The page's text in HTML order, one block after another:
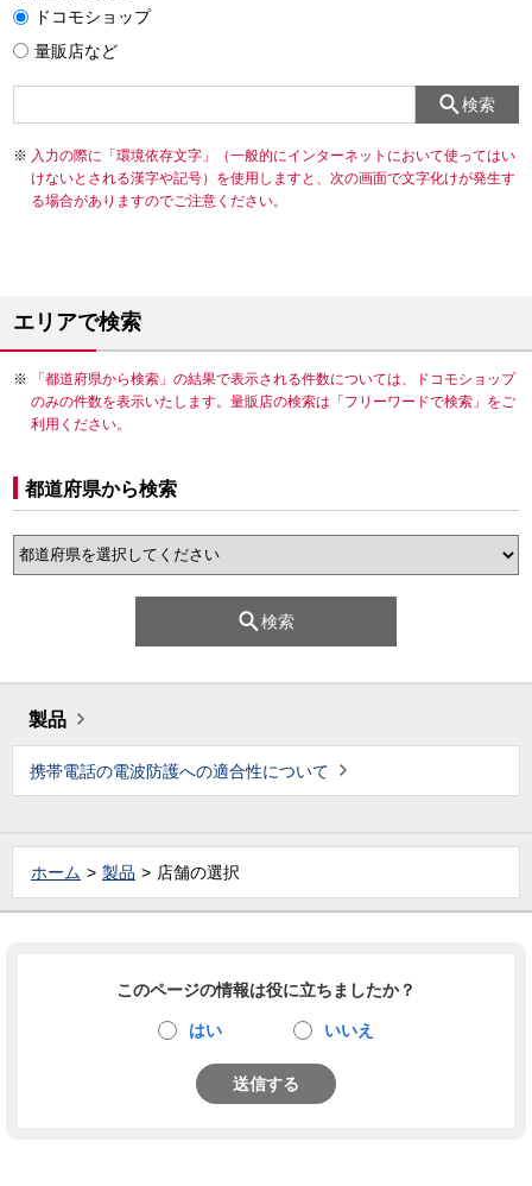
ドコモショップ
量販店など
検索
入力の際に「環境依存文字」（一般的にインターネットにおいて使ってはい
けないとされる漢字や記号）を使用しますと、次の画面で文字化けが発生す
る場合がありますのでご注意ください。
エリアで検索
「都道府県から検索」の結果で表示される件数については、ドコモショップ
のみの件数を表示いたします。量販店の検索は「フリーワードで検索」をご
利用ください。
都道府県から検索
検索
製品
携帯電話の電波防護への適合性について
ホーム 製品 店舗の選択
このページの情報は役に立ちましたか？
はい いいえ
送信する